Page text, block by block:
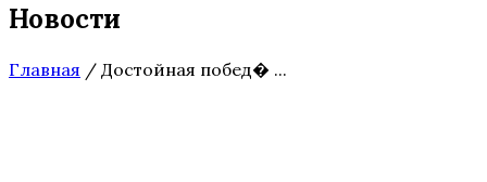
Новости
Главная / Достойная побед� ...